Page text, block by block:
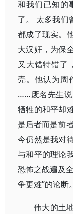
和我们已知的
了。 太多我们
都成了现实。
大汉奸，为保
又大错特错了
壳。他认为周
……废名先生说
牺牲的和平却
是后者而是前
今仍然是我对
与和平的理论
恐怖之战遍及
争更难”的论断。
伟大的土